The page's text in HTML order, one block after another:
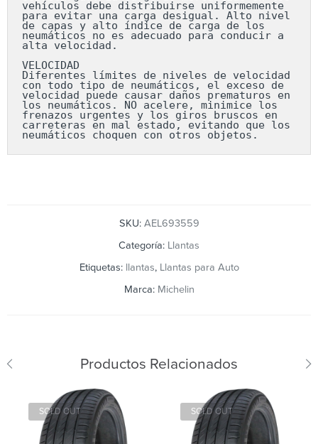
vehículos debe distribuirse uniformemente
para evitar una carga desigual. Alto nivel
de capas y alto índice de carga de los
neumáticos no es adecuado para conducir a
alta velocidad.
VELOCIDAD
Diferentes límites de niveles de velocidad
con todo tipo de neumáticos, el exceso de
velocidad puede causar daños prematuros en
los neumáticos. NO acelere, minimice los
frenazos urgentes y los giros bruscos en
carreteras en mal estado, evitando que los
neumáticos choquen con otros objetos.
SKU: AEL693559
Categoría: Llantas
Etiquetas: llantas, Llantas para Auto
Marca: Michelin
Productos Relacionados
SOLD OUT SOLD OUT